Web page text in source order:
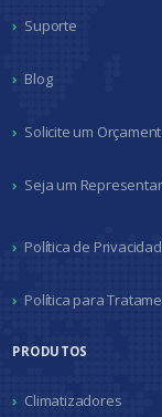
Suporte
Blog
Solicite um
Seja um
Política de
Política para
PRODUTOS
Climatizadores